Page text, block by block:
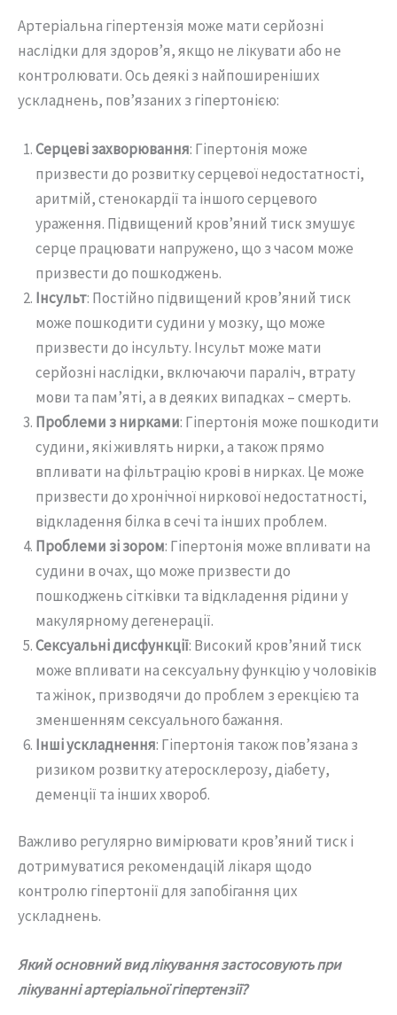
Артеріальна гіпертензія може мати серйозні
наслідки для здоров’я, якщо не лікувати або не
контролювати. Ось деякі з найпоширеніших
ускладнень, пов’язаних з гіпертонією:
Серцеві захворювання: Гіпертонія може
призвести до розвитку серцевої недостатності,
аритмій, стенокардії та іншого серцевого
ураження. Підвищений кров’яний тиск змушує
серце працювати напружено, що з часом може
призвести до пошкоджень.
Інсульт: Постійно підвищений кров’яний тиск
може пошкодити судини у мозку, що може
призвести до інсульту. Інсульт може мати
серйозні наслідки, включаючи параліч, втрату
мови та пам’яті, а в деяких випадках – смерть.
Проблеми з нирками: Гіпертонія може пошкодити
судини, які живлять нирки, а також прямо
впливати на фільтрацію крові в нирках. Це може
призвести до хронічної ниркової недостатності,
відкладення білка в сечі та інших проблем.
Проблеми зі зором: Гіпертонія може впливати на
судини в очах, що може призвести до
пошкоджень сітківки та відкладення рідини у
макулярному дегенерації.
Сексуальні дисфункції: Високий кров’яний тиск
може впливати на сексуальну функцію у чоловіків
та жінок, призводячи до проблем з ерекцією та
зменшенням сексуального бажання.
Інші ускладнення: Гіпертонія також пов’язана з
ризиком розвитку атеросклерозу, діабету,
деменції та інших хвороб.
Важливо регулярно вимірювати кров’яний тиск і
дотримуватися рекомендацій лікаря щодо
контролю гіпертонії для запобігання цих
ускладнень.
Який основний вид лікування застосовують при
лікуванні артеріальної гіпертензії?